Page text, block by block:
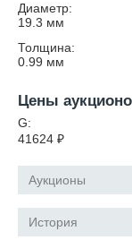
Диаметр:
19.3 мм
Толщина:
0.99 мм
Цены
G:
41624 ₽
Аукционы
История